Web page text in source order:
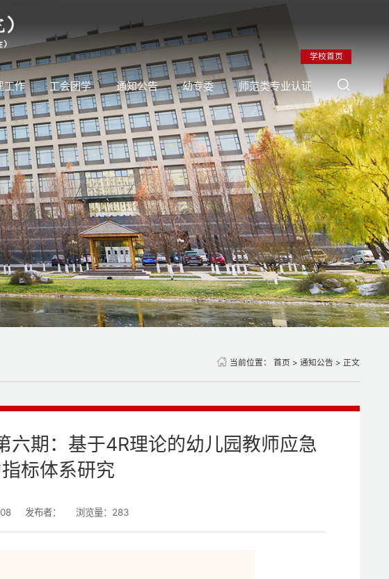
学校首页
工作 工会团学 通知公告 幼专委 师范类专业认证
当前位置： 首页 > 通知公告 > 正文
六期：基于4R理论的幼儿园教师应急
标体系研究
发布者： 浏览量： 283